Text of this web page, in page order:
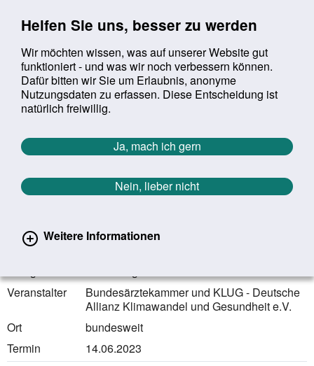
Helfen Sie uns, besser zu werden
Wir möchten wissen, was auf unserer Website gut
funktioniert - und was wir noch verbessern können.
Dafür bitten wir Sie um Erlaubnis, anonyme
Nutzungsdaten zu erfassen. Diese Entscheidung ist
natürlich freiwillig.
Ja, mach ich gern
Nein, lieber nicht
Weitere Informationen
Suchbegriff:
Sie befinden sich hier:
Startseite Aktuelles Veranstaltungen
Veranstaltungen
Hitzeaktionstag
Veranstalter
Bundesärztekammer und KLUG - Deutsche
Allianz Klimawandel und Gesundheit e.V.
Ort
bundesweit
Termin
14.06.2023